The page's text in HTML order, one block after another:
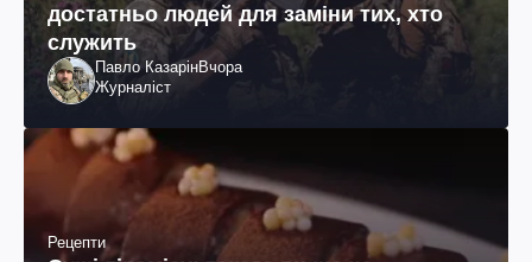
достатньо людей для заміни тих, хто
служить
Павло КазарінВчора
Журналіст
Рецепти